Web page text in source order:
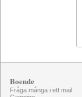
Boende
Fråga många i ett mail